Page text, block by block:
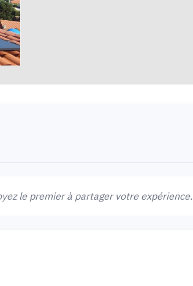
le premier à partager votre expérience.